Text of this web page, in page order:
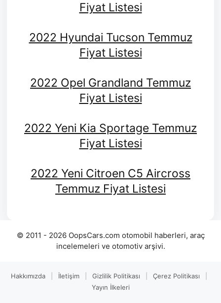
Fiyat Listesi
2022 Hyundai Tucson Temmuz
Fiyat Listesi
2022 Opel Grandland Temmuz
Fiyat Listesi
2022 Yeni Kia Sportage Temmuz
Fiyat Listesi
2022 Yeni Citroen C5 Aircross
Temmuz Fiyat Listesi
© 2011 - 2026 OopsCars.com otomobil haberleri, araç
incelemeleri ve otomotiv arşivi.
Hakkımızda İletişim Gizlilik Politikası Çerez Politikası
Yayın İlkeleri